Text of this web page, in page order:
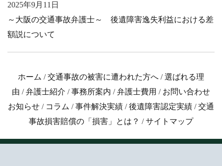
2025年9月11日
～大阪の交通事故弁護士～ 後遺障害逸失利益における差
額説について
ホーム /交通事故の被害に遭われた方へ /選ばれる理
由 /弁護士紹介 /事務所案内 /弁護士費用 / お問い合わせ
お知らせ / コラム /事件解決実績 /後遺障害認定実績 /交通
事故損害賠償の「損害」とは？ /サイトマップ